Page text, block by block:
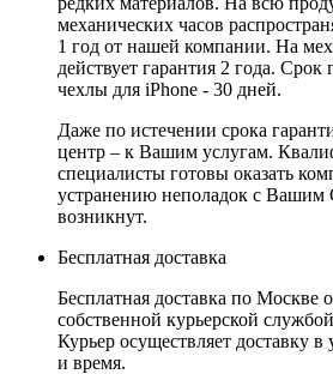
механических часов
1 год от нашей компании. На
действует гарантия 2 года.
чехлы для iPhone - 30 дней.
Даже по истечении срока
центр – к Вашим услугам.
специалисты готовы оказать
устранению неполадок с Вашим
возникнут.
Бесплатная доставка
Бесплатная доставка по Москве
собственной курьерской
Курьер осуществляет доставку в
и время.